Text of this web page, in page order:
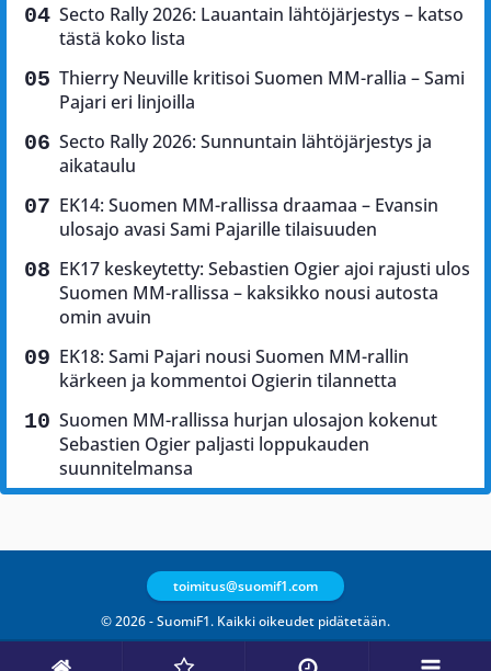
Secto Rally 2026: Lauantain lähtöjärjestys – katso
tästä koko lista
Thierry Neuville kritisoi Suomen MM-rallia – Sami
Pajari eri linjoilla
Secto Rally 2026: Sunnuntain lähtöjärjestys ja
aikataulu
EK14: Suomen MM-rallissa draamaa – Evansin
ulosajo avasi Sami Pajarille tilaisuuden
EK17 keskeytetty: Sebastien Ogier ajoi rajusti ulos
Suomen MM-rallissa – kaksikko nousi autosta
omin avuin
EK18: Sami Pajari nousi Suomen MM-rallin
kärkeen ja kommentoi Ogierin tilannetta
Suomen MM-rallissa hurjan ulosajon kokenut
Sebastien Ogier paljasti loppukauden
suunnitelmansa
© 2026 - SuomiF1. Kaikki oikeudet pidätetään.
toimitus@suomif1.com